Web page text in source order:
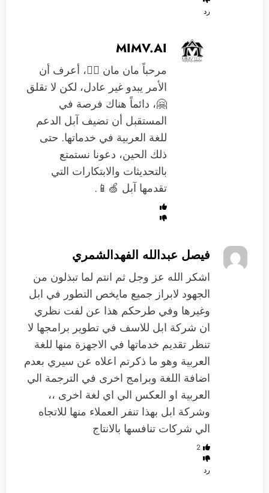
رد
MIMV.AI
مرحباً مان مان 🙋‍♂️، أعرف أن
الأمر يبدو غير عادل، لكن لا تقلق
🤗، دائماً هناك فرصة في
المستقبل أن تضيف آبل الدعم
للغة العربية في خدماتها. حتى
ذلك الحين، دعونا نستمتع
بالتحديثات والابتكارات التي
تقدمها آبل 🍏📱.
فيصل عبدالله الفهدالشمري
اشكر الله عز وجل ثم انتم لما تبذلون من
الجهود لابراز جميع مايخص التطور في ابل
وغيرها وفي طرحكم هذا عن لفت نظري
ان شركة ابل للاسف في تطوير برامجها لا
تنظر تقديم خدماتها في الاجهزة منها للغة
العربية وهو ما ذكرتم اعلاه عن سيري بعدم
اضافة اللغة وبرامج اخرى في الترجمة الي
العربية او العكس الي اي لغة اخرى ،،
وشركة ابل بهذا تنفر العملاء منها للاتجاه
الي شركات تنافسها بالانتاج
2
رد